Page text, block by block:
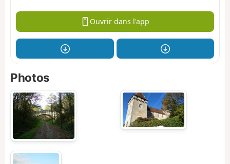
Ouvrir dans l'app
Photos